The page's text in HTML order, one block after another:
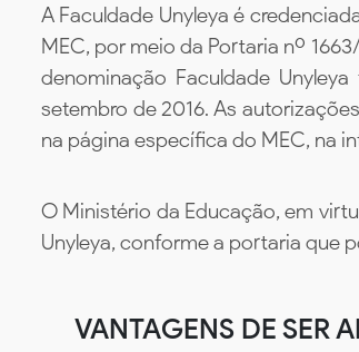
A Faculdade Unyleya é
MEC, por meio da Portaria nº
denominação Faculdade
setembro de 2016. As
na página específica do MEC, na
O Ministério da Educação, em
Unyleya, conforme a portaria que
VANTAGENS DE SER